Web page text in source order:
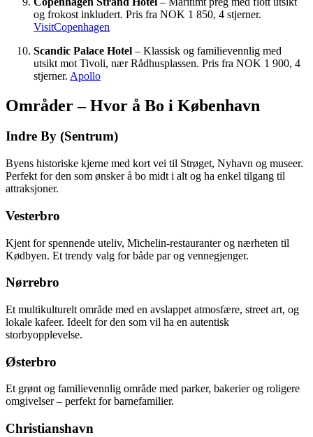
og frokost inkludert. Pris fra NOK 1 850, 4 stjerner.
VisitCopenhagen
Scandic Palace Hotel – Klassisk og familievennlig med
utsikt mot Tivoli, nær Rådhusplassen. Pris fra NOK 1 900, 4
stjerner. Apollo
Områder – Hvor å Bo i København
Indre By (Sentrum)
Byens historiske kjerne med kort vei til Strøget, Nyhavn og museer.
Perfekt for den som ønsker å bo midt i alt og ha enkel tilgang til
attraksjoner.
Vesterbro
Kjent for spennende uteliv, Michelin-restauranter og nærheten til
Kødbyen. Et trendy valg for både par og vennegjenger.
Nørrebro
Et multikulturelt område med en avslappet atmosfære, street art, og
lokale kafeer. Ideelt for den som vil ha en autentisk
storbyopplevelse.
Østerbro
Et grønt og familievennlig område med parker, bakerier og roligere
omgivelser – perfekt for barnefamilier.
Christianshavn